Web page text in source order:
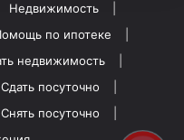
Недвижимость
по ипотеке
недвижимость
Сдать посуточно
Снять посуточно